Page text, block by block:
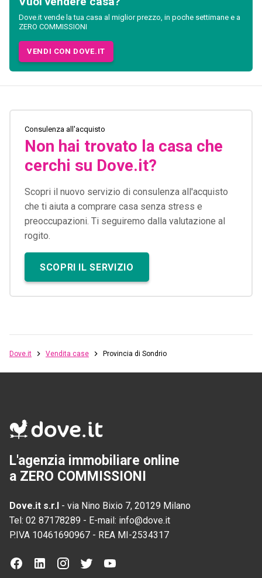
Dove.it vende la tua casa al miglior prezzo, in poche settimane e a
ZERO COMMISSIONI
VENDI CON DOVE.IT
Consulenza all'acquisto
Non hai trovato la casa che
cerchi su Dove.it?
Scopri il nuovo servizio di consulenza all'acquisto
che ti aiuta a comprare casa senza stress e
preoccupazioni. Ti seguiremo dalla valutazione al
rogito.
SCOPRI IL SERVIZIO
Dove.it Vendita case Provincia di Sondrio
L'agenzia immobiliare online
a ZERO COMMISSIONI
Dove.it s.r.l - via Nino Bixio 7, 20129 Milano
Tel: 02 87178289 - E-mail: info@dove.it
P.IVA 10461690967 - REA MI-2534317